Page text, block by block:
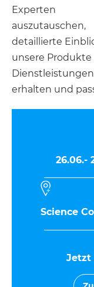
Experten
auszutauschen,
detaillierte
unsere Produkte
erhalten und
einzigartige
Gelegenheit, um sich
inspirieren zu
und die
26.06.-
Science
Jetzt